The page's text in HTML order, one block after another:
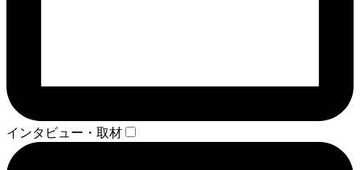
インタビュー・取材